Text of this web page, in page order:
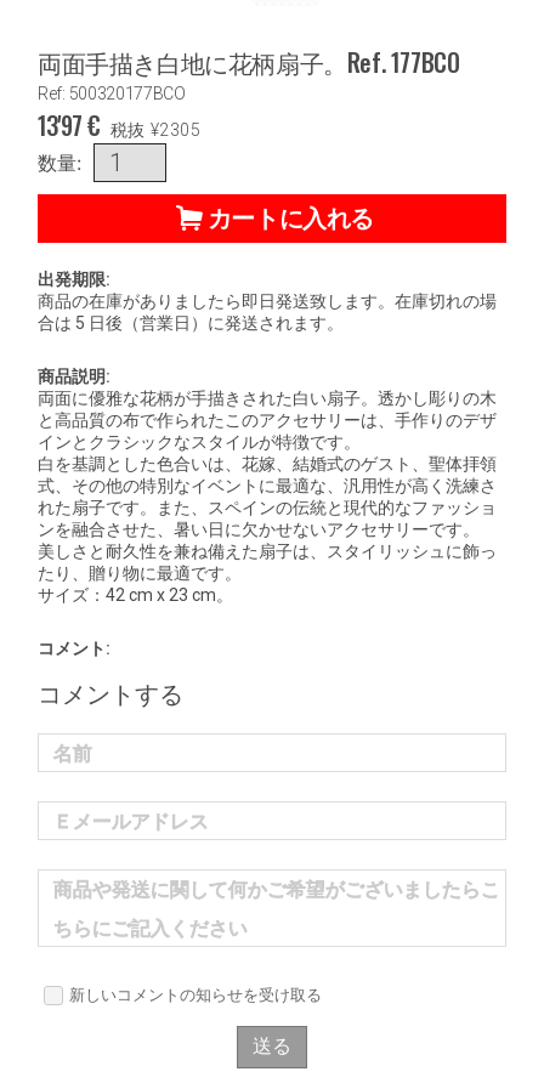
両面手描き白地に花柄扇子。Ref. 177BCO
Ref: 500320177BCO
13'97€ 税抜 ¥2305
数量:
カートに入れる
出発期限:
商品の在庫がありましたら即日発送致します。在庫切れの場
合は 5 日後（営業日）に発送されます。
商品説明:
両面に優雅な花柄が手描きされた白い扇子。透かし彫りの木
と高品質の布で作られたこのアクセサリーは、手作りのデザ
インとクラシックなスタイルが特徴です。
白を基調とした色合いは、花嫁、結婚式のゲスト、聖体拝領
式、その他の特別なイベントに最適な、汎用性が高く洗練さ
れた扇子です。また、スペインの伝統と現代的なファッショ
ンを融合させた、暑い日に欠かせないアクセサリーです。
美しさと耐久性を兼ね備えた扇子は、スタイリッシュに飾っ
たり、贈り物に最適です。
サイズ：42 cm x 23 cm。
コメント:
コメントする
名前
Ｅメールアドレス
商品や発送に関して何かご希望がございましたらこ
ちらにご記入ください
新しいコメントの知らせを受け取る
送る